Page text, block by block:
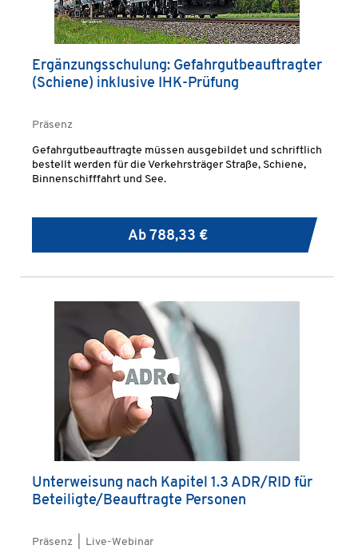
Ergänzungsschulung: Gefahrgutbeauftragter
(Schiene) inklusive IHK-Prüfung
Präsenz
Gefahrgutbeauftragte müssen ausgebildet und schriftlich
bestellt werden für die Verkehrsträger Straße, Schiene,
Binnenschifffahrt und See.
Ab 788,33 €
Unterweisung nach Kapitel 1.3 ADR/RID für
Beteiligte/Beauftragte Personen
Präsenz | Live-Webinar